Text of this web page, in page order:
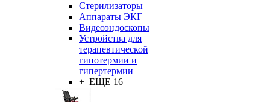
Стерилизаторы
Аппараты ЭКГ
Видеоэндоскопы
Устройства для
терапевтической
гипотермии и
гипертермии
+ ЕЩЕ 16